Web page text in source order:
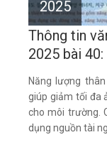
2025
Thông tin
2025 bài
Năng lượng
giúp giảm tối đa
cho môi trường.
dụng nguồn tài